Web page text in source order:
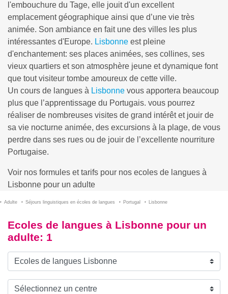
l'embouchure du Tage, elle jouit d'un excellent
emplacement géographique ainsi que d’une vie très
animée. Son ambiance en fait une des villes les plus
intéressantes d'Europe. Lisbonne est pleine
d'enchantement: ses places animées, ses collines, ses
vieux quartiers et son atmosphère jeune et dynamique font
que tout visiteur tombe amoureux de cette ville.
Un cours de langues à Lisbonne vous apportera beaucoup
plus que l’apprentissage du Portugais. vous pourrez
réaliser de nombreuses visites de grand intérêt et jouir de
sa vie nocturne animée, des excursions à la plage, de vous
perdre dans ses rues ou de jouir de l’excellente nourriture
Portugaise.
Voir nos formules et tarifs pour nos ecoles de langues à
Lisbonne pour un adulte
Adulte Séjours linguistiques en écoles de langues Portugal Lisbonne
Ecoles de langues à Lisbonne pour un
adulte: 1